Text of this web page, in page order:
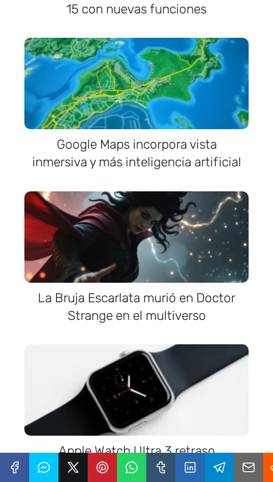
15 con nuevas funciones
Google Maps incorpora vista
inmersiva y más inteligencia artificial
La Bruja Escarlata murió en Doctor
Strange en el multiverso
Apple Watch Ultra 3 retraso
inesperado en su lanzamiento